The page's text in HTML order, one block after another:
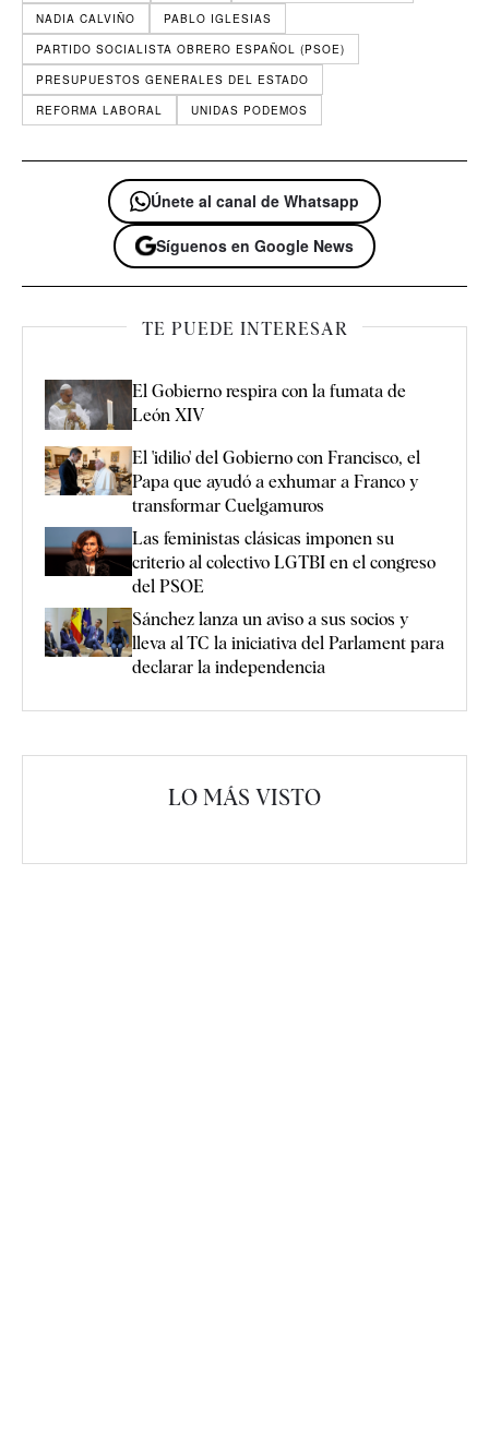
NADIA CALVIÑO
PABLO IGLESIAS
PARTIDO SOCIALISTA OBRERO ESPAÑOL (PSOE)
PRESUPUESTOS GENERALES DEL ESTADO
REFORMA LABORAL
UNIDAS PODEMOS
Únete al canal de Whatsapp
Síguenos en Google News
TE PUEDE INTERESAR
El Gobierno respira con la fumata de
León XIV
El 'idilio' del Gobierno con Francisco, el
Papa que ayudó a exhumar a Franco y
transformar Cuelgamuros
Las feministas clásicas imponen su
criterio al colectivo LGTBI en el congreso
del PSOE
Sánchez lanza un aviso a sus socios y
lleva al TC la iniciativa del Parlament para
declarar la independencia
LO MÁS VISTO